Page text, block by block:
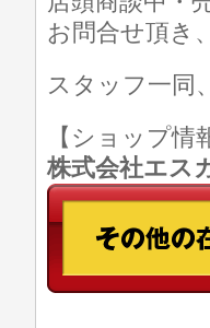
お問合せ頂き
スタッフ一同
【ショップ
株式会社エス